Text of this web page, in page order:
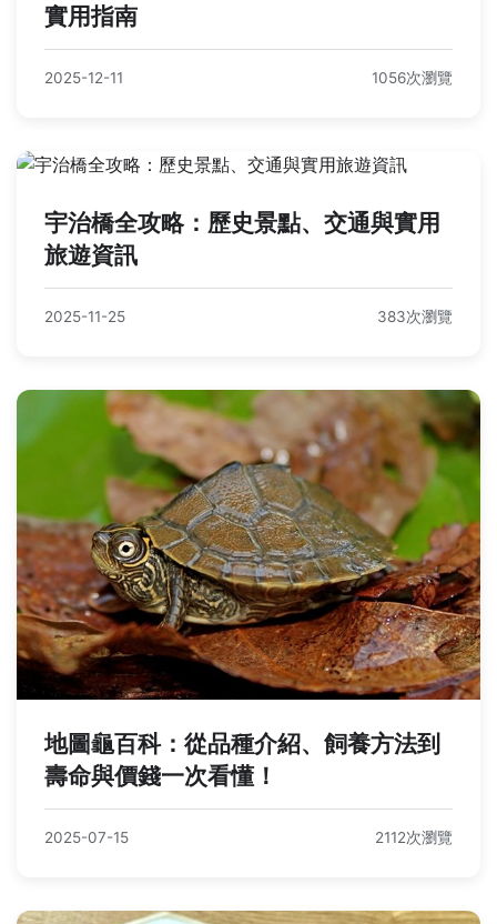
實用指南
2025-12-11 1056次瀏覽
宇治橋全攻略：歷史景點、交通與實用
旅遊資訊
2025-11-25 383次瀏覽
地圖龜百科：從品種介紹、飼養方法到
壽命與價錢一次看懂！
2025-07-15 2112次瀏覽